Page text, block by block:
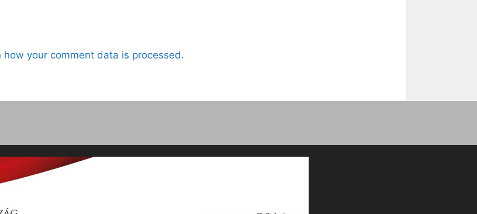
how your comment data is processed.